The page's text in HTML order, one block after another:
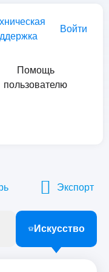
Войти
Помощь
пользователю
Экспорт
Искусство